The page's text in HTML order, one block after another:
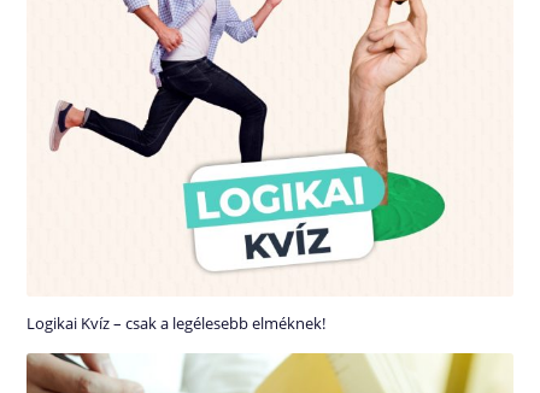
Logikai Kvíz – csak a legélesebb elméknek!